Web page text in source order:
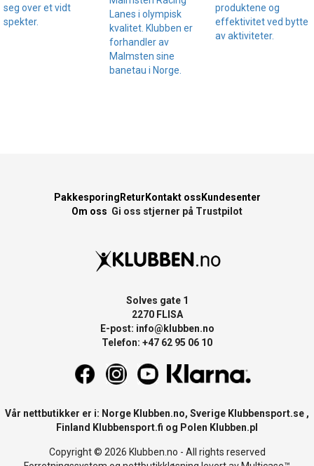
seg over et vidt
spekter.
Lanes i olympisk
kvalitet. Klubben er
forhandler av
Malmsten sine
banetau i Norge.
produktene og
effektivitet ved bytte
av aktiviteter.
Pakkesporing Retur Kontakt oss Kundesenter
Om oss Gi oss stjerner på Trustpilot
Solves gate 1
2270 FLISA
E-post: info@klubben.no
Telefon: +47 62 95 06 10
Vår nettbutikker er i: Norge Klubben.no, Sverige Klubbensport.se ,
Finland Klubbensport.fi og Polen Klubben.pl
Copyright © 2026 Klubben.no - All rights reserved